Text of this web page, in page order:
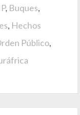
, Buques,
, Hechos
Público,